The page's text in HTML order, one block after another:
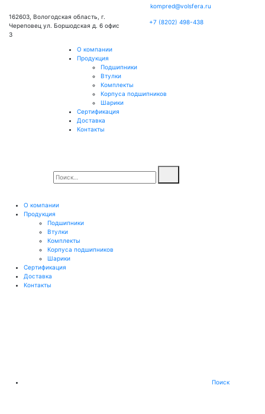
162603, Вологодская область, г.
Череповец ул. Боршодская д. 6 офис
3
kompred@volsfera.ru
+7 (8202) 498-438
О компании
Продукция
Подшипники
Втулки
Комплекты
Корпуса подшипников
Шарики
Сертификация
Доставка
Контакты
О компании
Продукция
Подшипники
Втулки
Комплекты
Корпуса подшипников
Шарики
Сертификация
Доставка
Контакты
Поиск